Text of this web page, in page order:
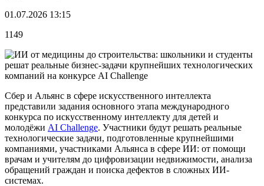
01.07.2026 13:15
1149
Сбер и Альянс в сфере искусственного интеллекта
представили задания основного этапа международного
конкурса по искусственному интеллекту для детей и
молодёжи AI Challenge. Участники будут решать реальные
технологические задачи, подготовленные крупнейшими
компаниями, участниками Альянса в сфере ИИ: от помощи
врачам и учителям до цифровизации недвижимости, анализа
обращений граждан и поиска дефектов в сложных ИИ-
системах.